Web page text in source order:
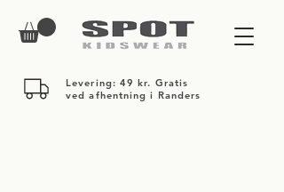
Levering: 49 kr. Gratis
ved afhentning i Randers